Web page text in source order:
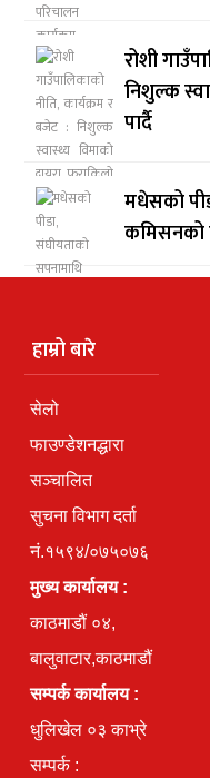
रोशी
निशुल्क
पार्दै
मधेसको
कमिसनको
हाम्रो बारे
सेलो
फाउण्डेशनद्धारा
सञ्चालित
सुचना विभाग दर्ता
नं.१५९४/०७५०७६
मुख्य कार्यालय :
काठमाडौं ०४,
बालुवाटार,काठमाडौं
सम्पर्क कार्यालय :
धुलिखेल ०३ काभ्रे
सम्पर्क :